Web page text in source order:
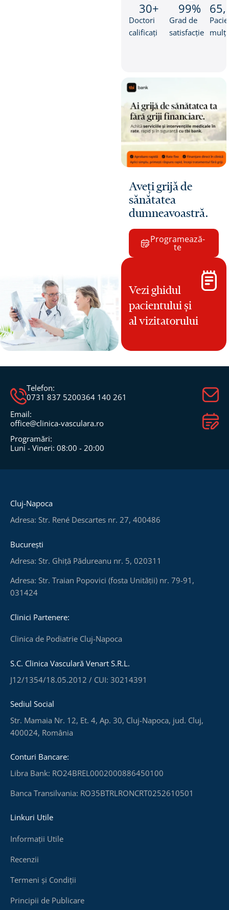
Doctori
calificați
30+
Grad de
satisfacție
99%
Aveți grijă de
sănătatea
dumneavoastră.
Programează-
te
Vezi ghidul
pacientului și
al vizitatorului
Telefon:
0731 837 5200364 140 261
Email:
office@clinica-vasculara.ro​
Programări:
Luni - Vineri: 08:00 - 20:00
Cluj-Napoca
Adresa: Str. René Descartes nr. 27, 400486
București
Adresa: Str. Ghiță Pădureanu nr. 5, 020311
Adresa: Str. Traian Popovici (fosta Unității) nr. 79-91,
031424
Clinici Partenere:
Clinica de Podiatrie Cluj-Napoca
S.C. Clinica Vasculară Venart S.R.L.
J12/1354/18.05.2012 / CUI: 30214391
Sediul Social
Str. Mamaia Nr. 12, Et. 4, Ap. 30, Cluj-Napoca, jud. Cluj,
400024, România
Conturi Bancare:
Libra Bank: RO24BREL0002000886450100
Banca Transilvania: RO35BTRLRONCRT0252610501
Linkuri Utile
Informații Utile
Recenzii
Termeni și Condiții
Principii de Publicare